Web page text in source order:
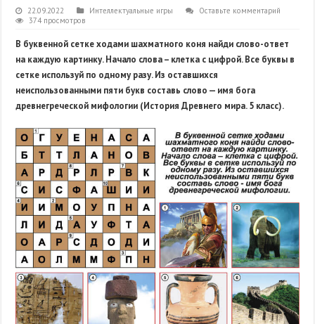
22.09.2022 Интеллектуальные игры
Оставьте комментарий
374 просмотров
В буквенной сетке ходами шахматного коня найди слово-ответ
на каждую картинку. Начало слова – клетка с цифрой. Все буквы в
сетке используй по одному разу. Из оставшихся
неиспользованными пяти букв составь слово — имя бога
древнегреческой мифологии (История Древнего мира. 5 класс).